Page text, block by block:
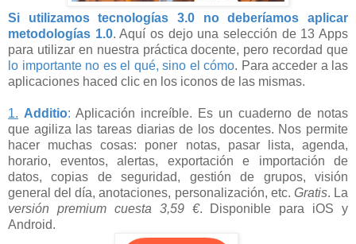
Si utilizamos tecnologías 3.0 no deberíamos aplicar
metodologías 1.0. Aquí os dejo una selección de 13 Apps
para utilizar en nuestra práctica docente, pero recordad que
lo importante no es el qué, sino el cómo. Para acceder a las
aplicaciones haced clic en los iconos de las mismas.
1. Additio: Aplicación increíble. Es un cuaderno de notas
que agiliza las tareas diarias de los docentes. Nos permite
hacer muchas cosas: poner notas, pasar lista, agenda,
horario, eventos, alertas, exportación e importación de
datos, copias de seguridad, gestión de grupos, visión
general del día, anotaciones, personalización, etc. Gratis. La
versión premium cuesta 3,59 €. Disponible para iOS y
Android.